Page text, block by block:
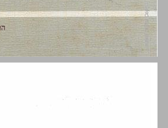
הרוויזיוניזם הציוני לקראת מיפנה ... 0